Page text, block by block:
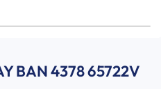
BAN 4378 65722V